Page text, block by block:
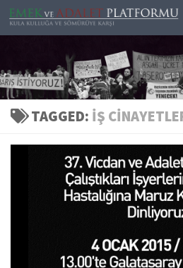
Skip to content
TAGGED: IŞ